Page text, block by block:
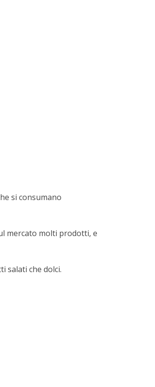
si consumano
mercato molti prodotti, e
salati che dolci.